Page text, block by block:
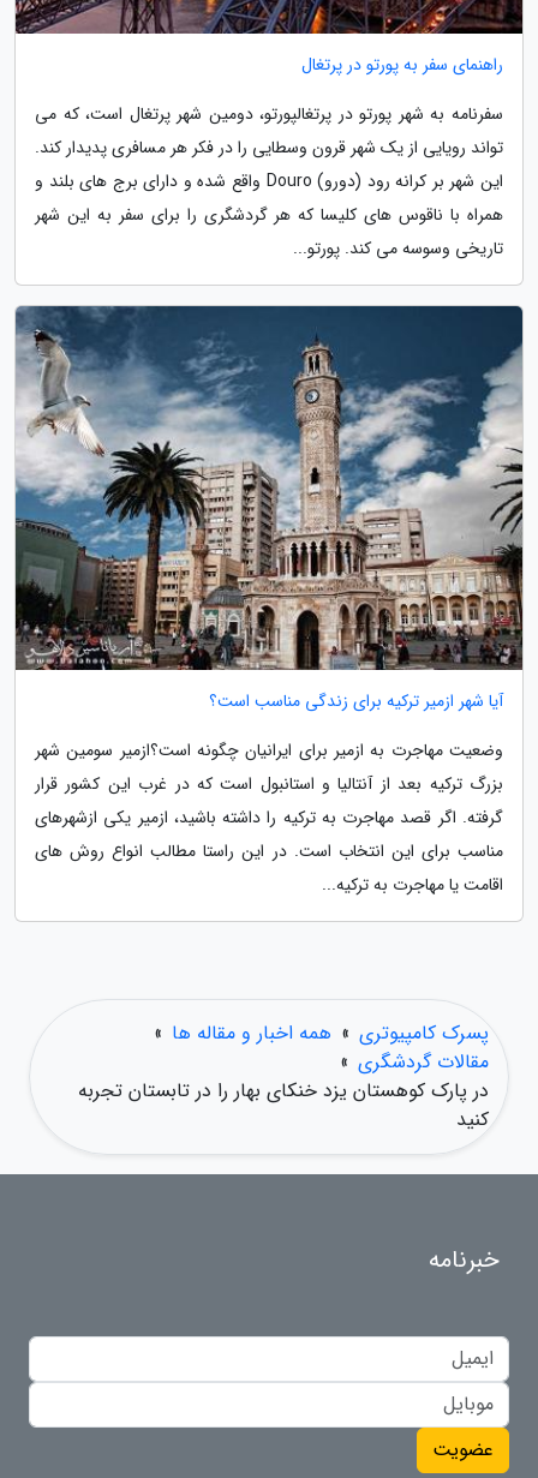
راهنمای سفر به پورتو در پرتغال
سفرنامه به شهر پورتو در پرتغالپورتو، دومین شهر پرتغال است، که می
تواند رویایی از یک شهر قرون وسطایی را در فکر هر مسافری پدیدار کند.
این شهر بر کرانه رود (دورو) Douro واقع شده و دارای برج های بلند و
همراه با ناقوس های کلیسا که هر گردشگری را برای سفر به این شهر
تاریخی وسوسه می کند. پورتو...
آیا شهر ازمیر ترکیه برای زندگی مناسب است؟
وضعیت مهاجرت به ازمیر برای ایرانیان چگونه است؟ازمیر سومین شهر
بزرگ ترکیه بعد از آنتالیا و استانبول است که در غرب این کشور قرار
گرفته. اگر قصد مهاجرت به ترکیه را داشته باشید، ازمیر یکی ازشهرهای
مناسب برای این انتخاب است. در این راستا مطالب انواع روش های
اقامت یا مهاجرت به ترکیه...
پسرک کامپیوتری » همه اخبار و مقاله ها »
مقالات گردشگری »
در پارک کوهستان یزد خنکای بهار را در تابستان تجربه
کنید
خبرنامه
عضویت